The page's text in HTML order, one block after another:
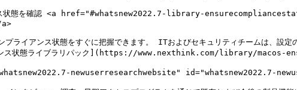
ンス状態を確認 <a href="#whatsnew2022.7-library-
イアンス状態をすぐに把握できます。 ITおよびセキュリティチームは、設定
アンス状態ライブラリパック](https://www.nexthink.com/library/macos-
newuserresearchwebsite" id="whatsnew2022.7-